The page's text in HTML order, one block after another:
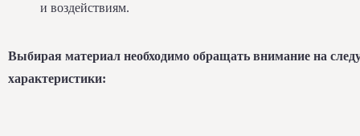
и воздействиям.
Выбирая материал необходимо обращать внимание на
характеристики: